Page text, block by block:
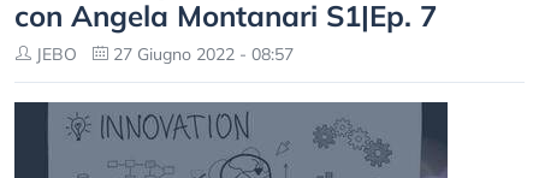
con Angela Montanari S1|Ep. 7
JEBO 27 Giugno 2022 - 08:57